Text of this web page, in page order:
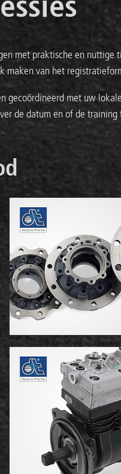
met praktische en
maken van het
gecoördineerd met uw
de datum en of de